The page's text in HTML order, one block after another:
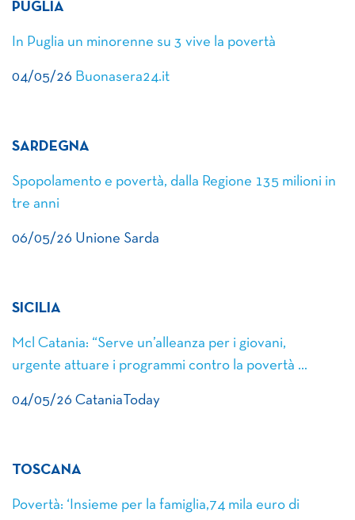
PUGLIA
In Puglia un minorenne su 3 vive la povertà
04/05/26 Buonasera24.it
SARDEGNA
Spopolamento e povertà, dalla Regione 135 milioni in
tre anni
06/05/26 Unione Sarda
SICILIA
Mcl Catania: “Serve un’alleanza per i giovani,
urgente attuare i programmi contro la povertà …
04/05/26 CataniaToday
TOSCANA
Povertà: ‘Insieme per la famiglia,74 mila euro di